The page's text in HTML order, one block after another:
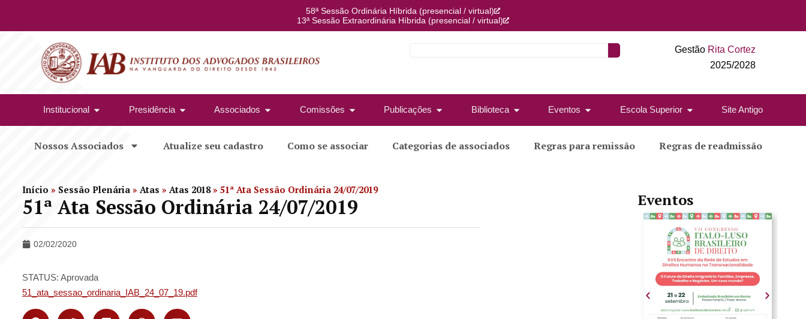
58ª Sessão Ordinária Híbrida (presencial / virtual)
13ª Sessão Extraordinária Híbrida (presencial / virtual)
Gestão Rita Cortez
2025/2028
Institucional Presidência Associados Comissões Publicações Biblioteca Eventos Escola Superior Site Antigo
Nossos Associados Atualize seu cadastro Como se associar Categorias de associados Regras para remissão Regras de readmissão
Início » Sessão Plenária » Atas » Atas 2018» 51ª Ata Sessão Ordinária 24/07/2019
51ª Ata Sessão Ordinária 24/07/2019
02/02/2020
STATUS: Aprovada
51_ata_sessao_ordinaria_IAB_24_07_19.pdf
Eventos